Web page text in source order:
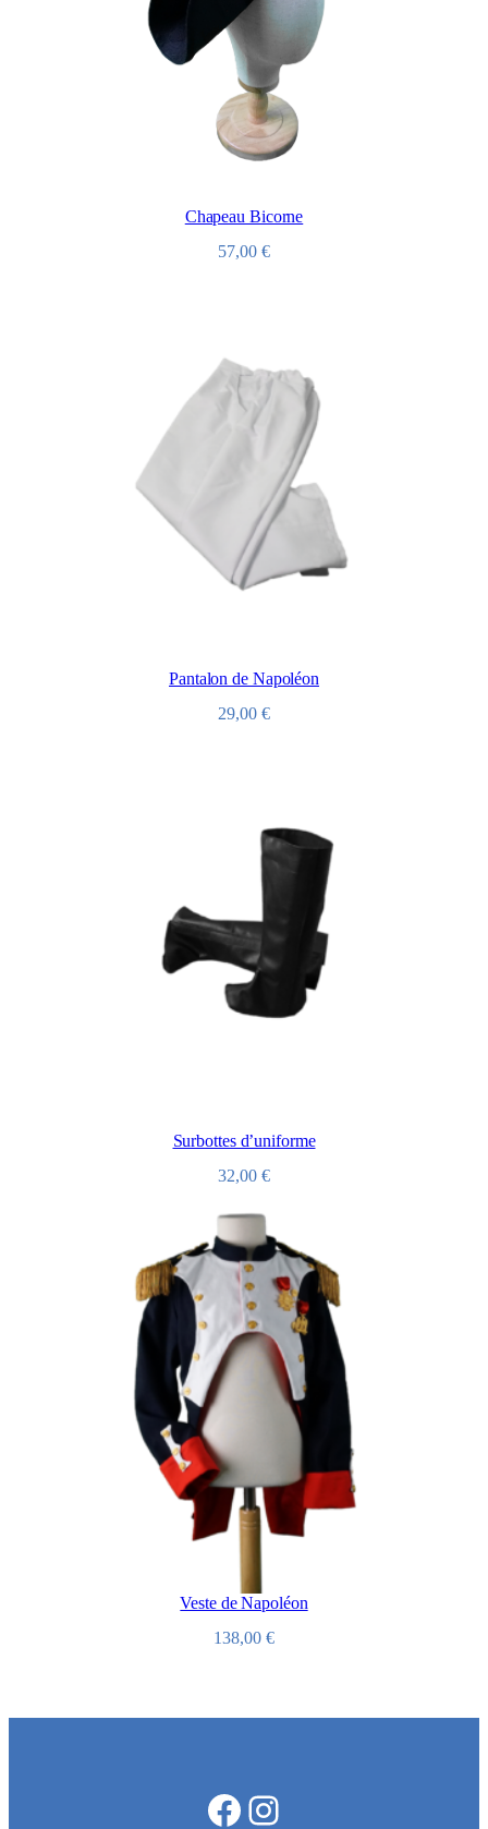
Chapeau Bicorne
57,00 €
Pantalon de Napoléon
29,00 €
Surbottes d’uniforme
32,00 €
Veste de Napoléon
138,00 €
Facebook
Instagram